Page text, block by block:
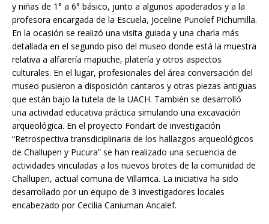
y niñas de 1° a 6° básico, junto a algunos apoderados y a la
profesora encargada de la Escuela, Joceline Punolef Pichumilla.
En la ocasión se realizó una visita guiada y una charla más
detallada en el segundo piso del museo donde está la muestra
relativa a alfarería mapuche, platería y otros aspectos
culturales. En el lugar, profesionales del área conversación del
museo pusieron a disposición cantaros y otras piezas antiguas
que están bajo la tutela de la UACH. También se desarrolló
una actividad educativa práctica simulando una excavación
arqueológica. En el proyecto Fondart de investigación
“Retrospectiva transdiciplinaria de los hallazgos arqueológicos
de Challupen y Pucura” se han realizado una secuencia de
actividades vinculadas a los nuevos brotes de la comunidad de
Challupen, actual comuna de Villarrica. La iniciativa ha sido
desarrollado por un equipo de 3 investigadores locales
encabezado por Cecilia Caniuman Ancalef.